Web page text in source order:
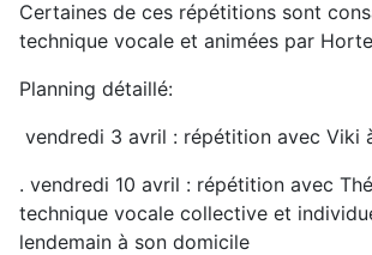
Certaines de ces répétitions sont
technique vocale et animées par
Planning détaillé:
vendredi 3 avril : répétition avec Viki
. vendredi 10 avril : répétition avec
technique vocale collective et
lendemain à son domicile